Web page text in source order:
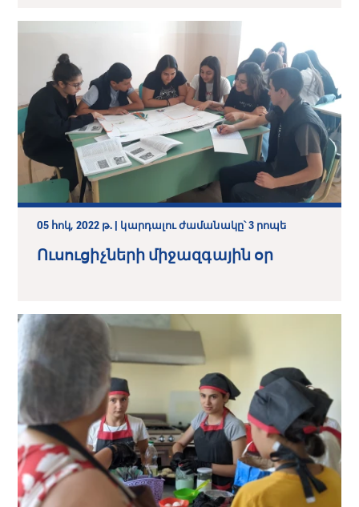
05 հոկ, 2022 թ. | կարդալու ժամանակը՝ 3 րոպե
Ուսուցիչների միջազգային օր